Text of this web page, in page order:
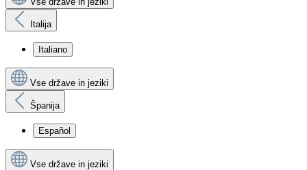
Italija
Italiano
Vse države in jeziki
Španija
Español
Vse države in jeziki